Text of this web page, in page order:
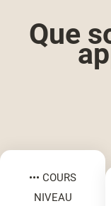
Que
••• COURS
NIVEAU